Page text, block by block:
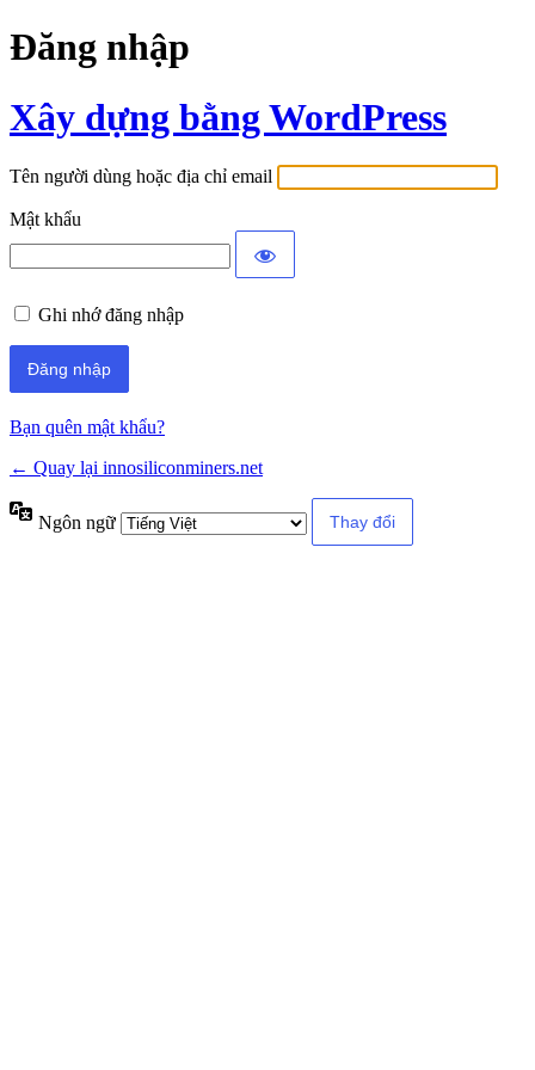
Đăng nhập
Xây dựng bằng WordPress
Tên người dùng hoặc địa chỉ email
Mật khẩu
Ghi nhớ đăng nhập
Bạn quên mật khẩu?
← Quay lại innosiliconminers.net
Ngôn ngữ